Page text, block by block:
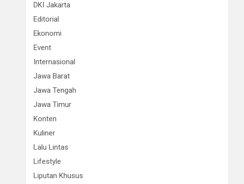
DKI Jakarta
Editorial
Ekonomi
Event
Internasional
Jawa Barat
Jawa Tengah
Jawa Timur
Konten
Kuliner
Lalu Lintas
Lifestyle
Liputan Khusus